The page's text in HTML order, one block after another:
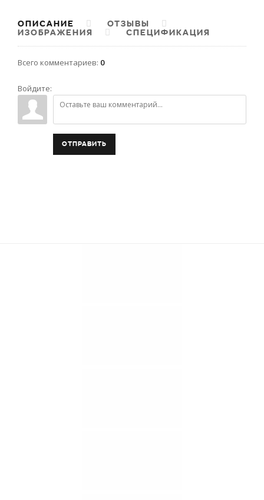
ОПИСАНИЕ
ОТЗЫВЫ
ИЗОБРАЖЕНИЯ
СПЕЦИФИКАЦИЯ
Всего комментариев: 0
Войдите:
ОТПРАВИТЬ